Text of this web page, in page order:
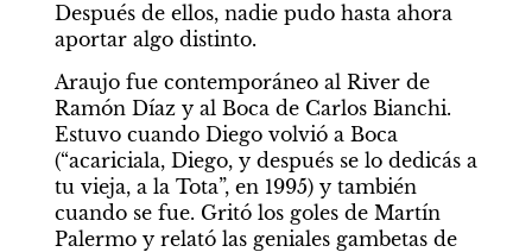
Después de ellos, nadie pudo hasta ahora
aportar algo distinto.
Araujo fue contemporáneo al River de
Ramón Díaz y al Boca de Carlos Bianchi.
Estuvo cuando Diego volvió a Boca
(“acariciala, Diego, y después se lo dedicás a
tu vieja, a la Tota”, en 1995) y también
cuando se fue. Gritó los goles de Martín
Palermo y relató las geniales gambetas de